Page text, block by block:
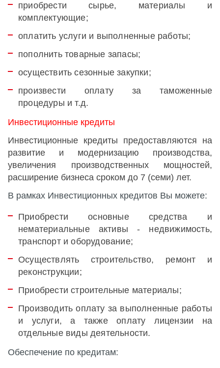
приобрести сырье, материалы и
комплектующие;
оплатить услуги и выполненные работы;
пополнить товарные запасы;
осуществить сезонные закупки;
произвести оплату за таможенные
процедуры и т.д.
Инвестиционные кредиты
Инвестиционные кредиты предоставляются на
развитие и модернизацию производства,
увеличения производственных мощностей,
расширение бизнеса сроком до 7 (семи) лет.
В рамках Инвестиционных кредитов Вы можете:
Приобрести основные средства и
нематериальные активы - недвижимость,
транспорт и оборудование;
Осуществлять строительство, ремонт и
реконструкции;
Приобрести строительные материалы;
Производить оплату за выполненные работы
и услуги, а также оплату лицензии на
отдельные виды деятельности.
Обеспечение по кредитам: